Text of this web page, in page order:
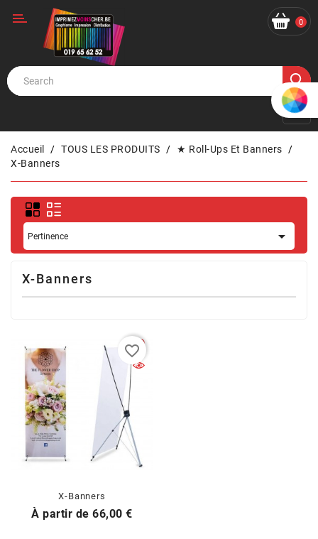
Catégorie
0
Accueil TOUS LES PRODUITS
★ Roll-Ups Et Banners
X-Banners
Pertinence 
X-Banners
X-Banners
À partir dePrix
66,00 €
favorite_border